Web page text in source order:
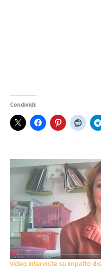
Condividi:
Video interviste su impatto